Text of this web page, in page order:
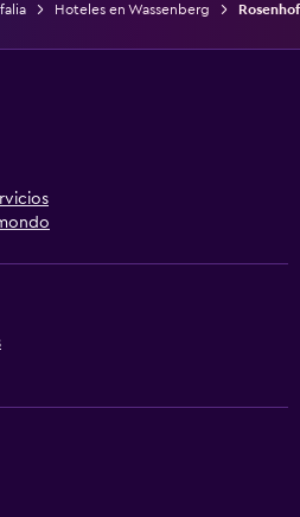
Hoteles en Wassenberg Rosenhof